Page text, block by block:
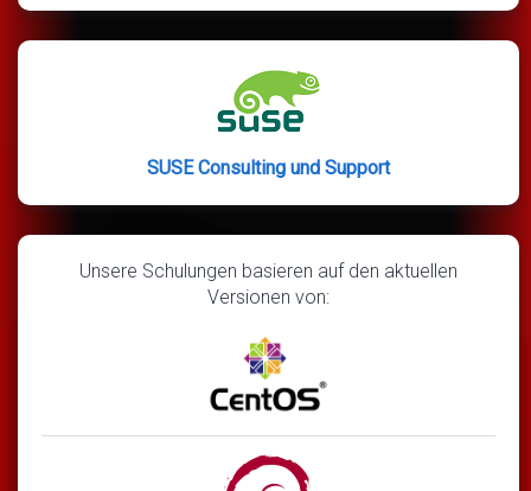
SUSE Consulting und Support
Unsere Schulungen basieren auf den aktuellen
Versionen von: